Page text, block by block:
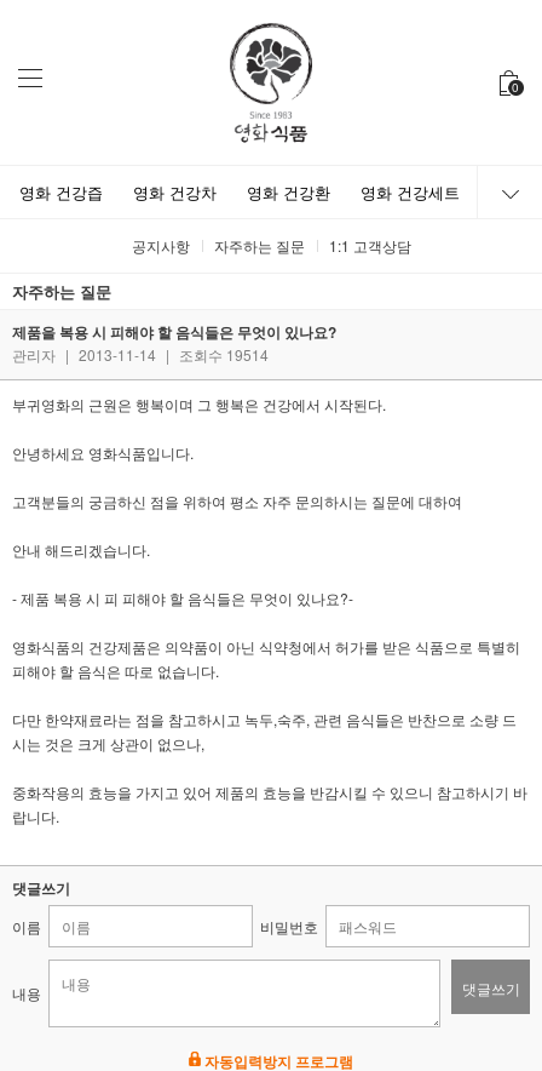
0
영화 건강즙 영화 건강차 영화 건강환 영화 건강세트
공지사항 자주하는 질문 1:1 고객상담
자주하는 질문
제품을 복용 시 피해야 할 음식들은 무엇이 있나요?
관리자 | 2013-11-14 | 조회수 19514
부귀영화의 근원은 행복이며 그 행복은 건강에서 시작된다.
안녕하세요 영화식품입니다.
고객분들의 궁금하신 점을 위하여 평소 자주 문의하시는 질문에 대하여
안내 해드리겠습니다.
- 제품 복용 시 피 피해야 할 음식들은 무엇이 있나요?-
영화식품의 건강제품은 의약품이 아닌 식약청에서 허가를 받은 식품으로 특별히
피해야 할 음식은 따로 없습니다.
다만 한약재료라는 점을 참고하시고 녹두,숙주, 관련 음식들은 반찬으로 소량 드
시는 것은 크게 상관이 없으나,
중화작용의 효능을 가지고 있어 제품의 효능을 반감시킬 수 있으니 참고하시기 바
랍니다.
댓글쓰기
이름 비밀번호
내용 댓글쓰기
자동입력방지 프로그램